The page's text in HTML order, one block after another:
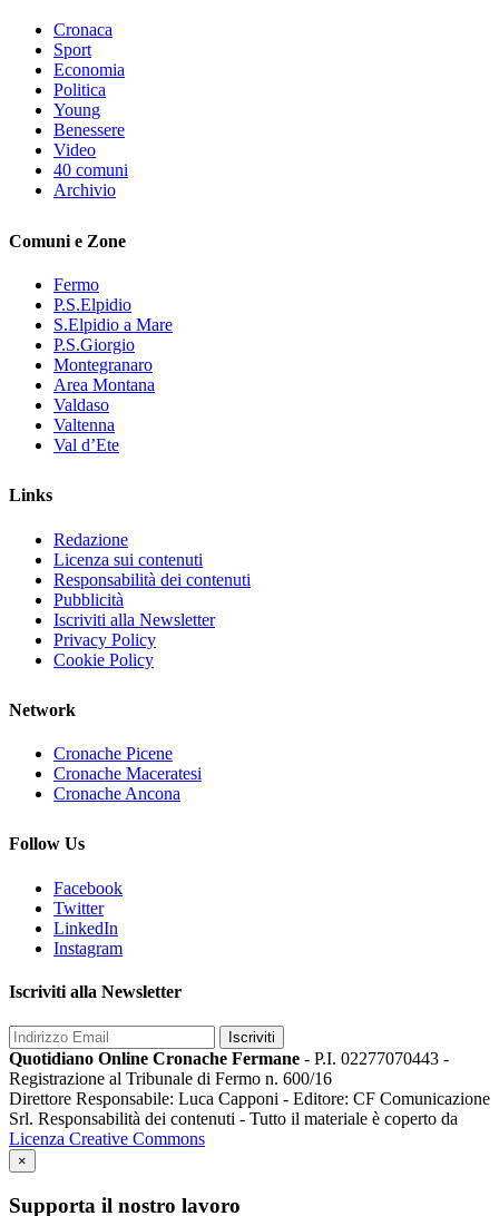
Cronaca
Sport
Economia
Politica
Young
Benessere
Video
40 comuni
Archivio
Comuni e Zone
Fermo
P.S.Elpidio
S.Elpidio a Mare
P.S.Giorgio
Montegranaro
Area Montana
Valdaso
Valtenna
Val d’Ete
Links
Redazione
Licenza sui contenuti
Responsabilità dei contenuti
Pubblicità
Iscriviti alla Newsletter
Privacy Policy
Cookie Policy
Network
Cronache Picene
Cronache Maceratesi
Cronache Ancona
Follow Us
Facebook
Twitter
LinkedIn
Instagram
Iscriviti alla Newsletter
Iscriviti
Quotidiano Online Cronache Fermane - P.I. 02277070443 -
Registrazione al Tribunale di Fermo n. 600/16
Direttore Responsabile: Luca Capponi - Editore: CF Comunicazione
Srl. Responsabilità dei contenuti - Tutto il materiale è coperto da
Licenza Creative Commons
×
Supporta il nostro lavoro